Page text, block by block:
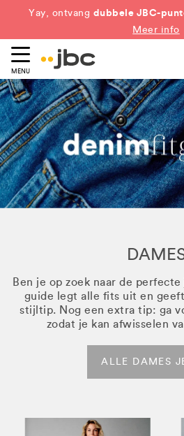
Yay, ontvang dubbele JBC-
Meer info
MENU
Ben je op zoek naar de
guide legt alle fits uit en
stijltip. Nog een extra tip: ga
zodat je kan afwisselen
ALLE DAMES